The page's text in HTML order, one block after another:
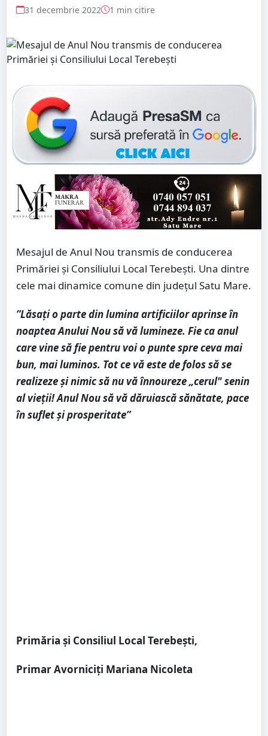
31 decembrie 2022 1 min citire
Mesajul de Anul Nou transmis de conducerea
Primăriei și Consiliului Local Terebești. Una dintre
cele mai dinamice comune din județul Satu Mare.
”Lăsaţi o parte din lumina artificiilor aprinse în
noaptea Anului Nou să vă lumineze. Fie ca anul
care vine să fie pentru voi o punte spre ceva mai
bun, mai luminos. Tot ce vă este de folos să se
realizeze și nimic să nu vă înnoureze „cerul" senin
al vieţii! Anul Nou să vă dăruiască sănătate, pace
în suflet și prosperitate”
Primăria şi Consiliul Local Terebeşti,
Primar Avorniciţi Mariana Nicoleta